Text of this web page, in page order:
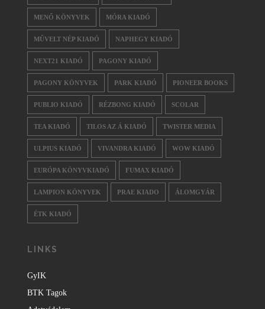
MENŐ KÖNYVEK MÓRA KIADÓ
MŰVELT NÉP KIADÓ NAPHEGY KIADÓ
NEXT21 KIADÓ PAGONY KIADÓ
PAGONY KÖNYVEK PARK KIADÓ PIONEER BOOKS
PUBLIO KIADÓ RÉZBONG KIADÓ SCOLAR
TEA KIADÓ TILOS AZ Á KIADÓ TWISTER MEDIA
ULPIUS KIADÓ VIVANDRA KIADÓ WOW KIADÓ
EURÓPA KÖNYVKIADÓ FUMAX KIADÓ
LAMPION KÖNYVEK PRAE KIADO ÁLOMGYÁR
ÉTK KIADÓ
LINKS
GyIK
BTK Tagok